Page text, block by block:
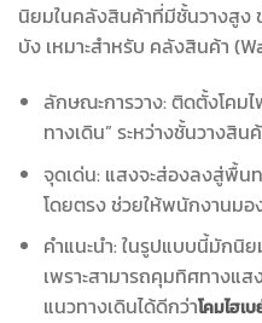
นิยมในคลังสินค้าที่มีชั้นวางสูง
บัง เหมาะสำหรับ คลังสินค้า
ลักษณะการวาง: ติดตั้งโคม
ทางเดิน” ระหว่างชั้นวางสิ
จุดเด่น: แสงจะส่องลงสู่พื้น
โดยตรง ช่วยให้พนักงานมอ
คำแนะนำ: ในรูปแบบนี้มักนิ
เพราะสามารถคุมทิศทางแ
แนวทางเดินได้ดีกว่าโคมไฮเ